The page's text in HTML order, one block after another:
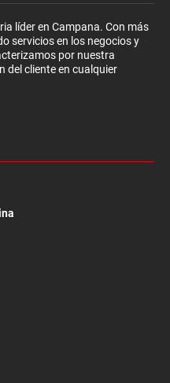
líder en Campana. Con más
servicios en los negocios y
por nuestra
del cliente en cualquier